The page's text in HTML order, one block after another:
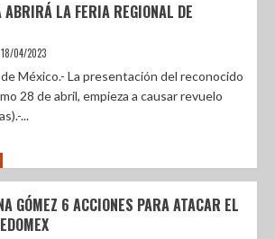
LA FERIA REGIONAL DE
18/04/2023
México.- La presentación del reconocido
28 de abril, empieza a causar revuelo
...
GÓMEZ 6 ACCIONES PARA ATACAR EL